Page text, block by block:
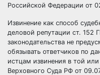
Российской Федерации от
Извинение как способ
деловой репутации ст.
законодательства не
обязывать ответчиков по
истцам извинения в той
Верховного Суда РФ от